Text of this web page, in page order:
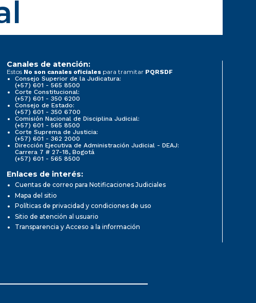
Canales de atención:
Estos No son canales oficiales para tramitar PQRSDF
Consejo Superior de la Judicatura:
(+57) 601 - 565 8500
Corte Constitucional:
(+57) 601 - 350 6200
Consejo de Estado:
(+57) 601 - 350 6700
Comisión Nacional de Disciplina Judicial:
(+57) 601 - 565 8500
Corte Suprema de Justicia:
(+57) 601 - 362 2000
Dirección Ejecutiva de Administración Judicial - DEAJ:
Carrera 7 # 27-18, Bogotá
(+57) 601 - 565 8500
Enlaces de interés:
Cuentas de correo para Notificaciones Judiciales
Mapa del sitio
Políticas de privacidad y condiciones de uso
Sitio de atención al usuario
Transparencia y Acceso a la información